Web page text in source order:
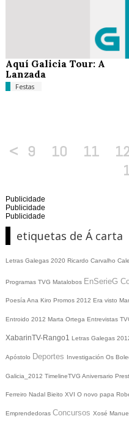
Aquí Galicia Tour: A
Lanzada
Festas
< 9 10 11 12
Publicidade
Publicidade
Publicidade
etiquetas de Á carta
Letras Galegas 2020 Ricardo Carvalho
Programas TVG Matalobos EnSerieG
Poesía Ana Kiro Promos 2012 Era visto
Entroido 2012 Marta Ortega Entrevistas
XabarinTV-Rango1 Letras Galegas
Apóstolo Deportes Investigación Os
Galicia_2012 TimelineTVG Aniversario
Ferreiro Nadal Bieito XVI O novo papa
Emprendedoras Concursos Xosé